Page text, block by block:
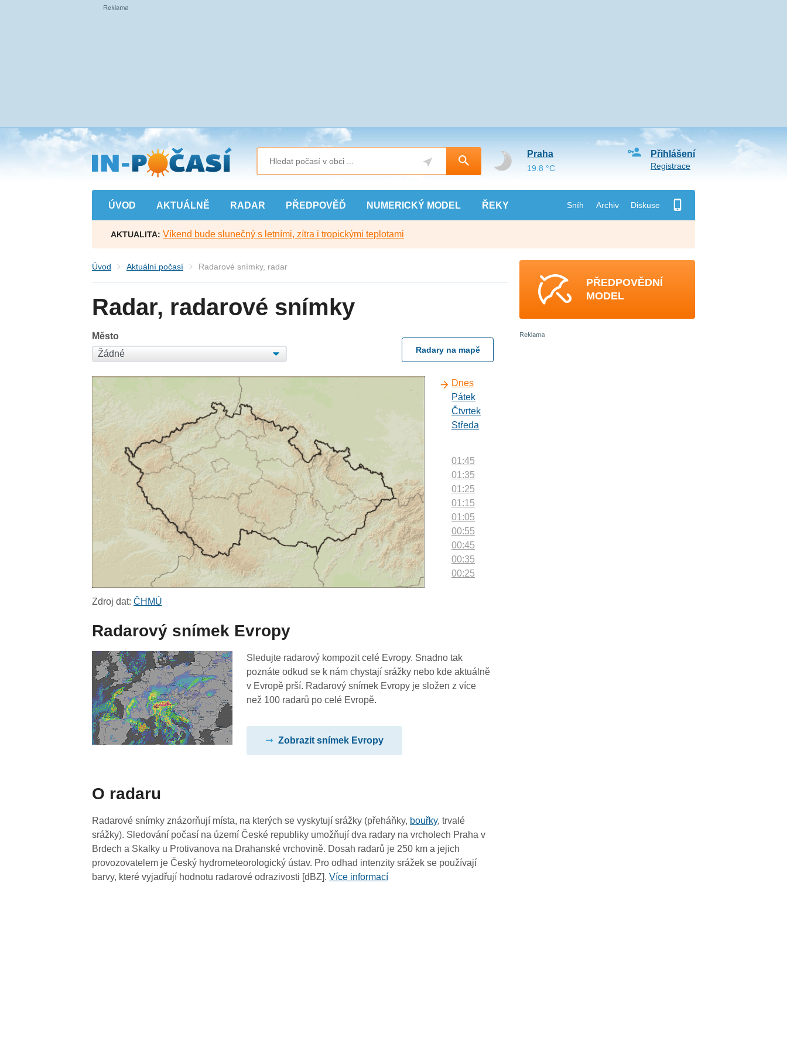
Přejít
na
hlavní
obsah
ÚVOD AKTUÁLNĚ RADAR PŘEDPOVĚĎ NUMERICKÝ MODEL ŘEKY Sníh Archiv Diskuse
Přihlášení
Registrace
Praha
19.8 °C
AKTUALITA: Víkend bude slunečný s letními, zítra i tropickými teplotami
Úvod Aktuální počasí Radarové snímky, radar
Radar, radarové snímky
Město
Radary na mapě
Dnes
Pátek
Čtvrtek
Středa
01:45
01:35
01:25
01:15
01:05
00:55
00:45
00:35
00:25
Zdroj dat:ČHMÚ
Radarový snímek Evropy
Sledujte radarový kompozit celé Evropy. Snadno tak
poznáte odkud se k nám chystají srážky nebo kde aktuálně
v Evropě prší. Radarový snímek Evropy je složen z více
než 100 radarů po celé Evropě.
Zobrazit snímek Evropy
O radaru
Radarové snímky znázorňují místa, na kterých se vyskytují srážky (přeháňky, bouřky, trvalé
srážky). Sledování počasí na území České republiky umožňují dva radary na vrcholech Praha v
Brdech a Skalky u Protivanova na Drahanské vrchovině. Dosah radarů je 250 km a jejich
provozovatelem je Český hydrometeorologický ústav. Pro odhad intenzity srážek se používají
barvy, které vyjadřují hodnotu radarové odrazivosti [dBZ].Více informací
PŘEDPOVĚDNÍ
MODEL